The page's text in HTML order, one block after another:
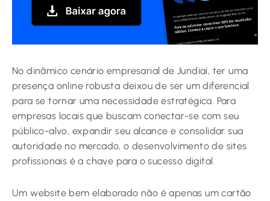
No dinâmico cenário empresarial de Jundiaí, ter uma
presença online robusta deixou de ser um diferencial
para se tornar uma necessidade estratégica. Para
empresas locais que buscam conectar-se com seu
público-alvo, expandir seu alcance e consolidar sua
autoridade no mercado, o desenvolvimento de sites
profissionais é a chave para o sucesso digital.
Um website bem elaborado não é apenas um cartão